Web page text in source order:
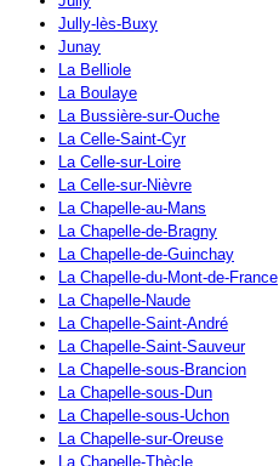
Jully-lès-Buxy
Junay
La Belliole
La Boulaye
La Bussière-sur-Ouche
La Celle-Saint-Cyr
La Celle-sur-Loire
La Celle-sur-Nièvre
La Chapelle-au-Mans
La Chapelle-de-Bragny
La Chapelle-de-Guinchay
La Chapelle-du-Mont-de-France
La Chapelle-Naude
La Chapelle-Saint-André
La Chapelle-Saint-Sauveur
La Chapelle-sous-Brancion
La Chapelle-sous-Dun
La Chapelle-sous-Uchon
La Chapelle-sur-Oreuse
La Chapelle-Thècle